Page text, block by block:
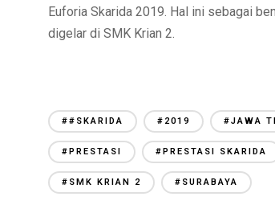
Euforia Skarida 2019. Hal ini sebagai
digelar di SMK Krian 2.
##SKARIDA #2019 #JAWA
#PRESTASI #PRESTASI SKARIDA
#SMK KRIAN 2 #SURABAYA